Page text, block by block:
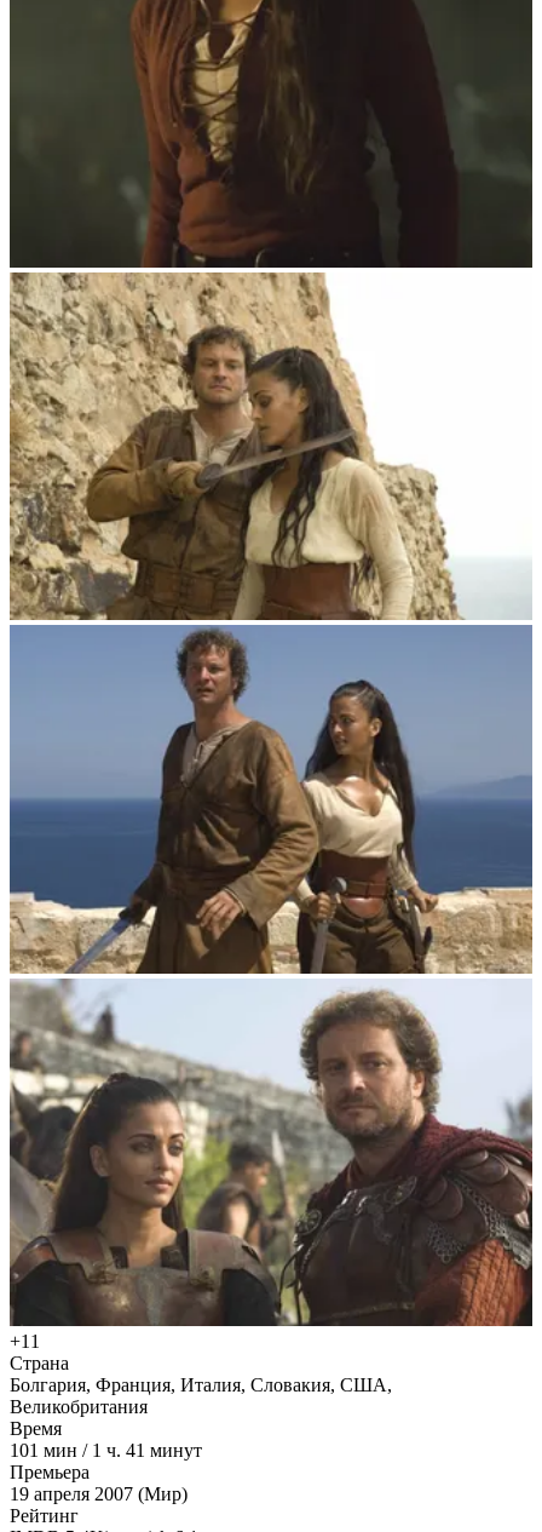
+11
Страна
Болгария, Франция, Италия, Словакия, США,
Великобритания
Время
101 мин / 1 ч. 41 минут
Премьера
19 апреля 2007 (Мир)
Рейтинг